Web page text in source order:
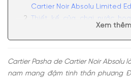
Cartier Noir Absolu Limited
Thiết kế của chai nước
Đánh giá mùi hương của
Absolu hay không?
Xem thêm
Cartier Pasha de Cartier Noir Absolu
nam mang đậm tinh thần phương